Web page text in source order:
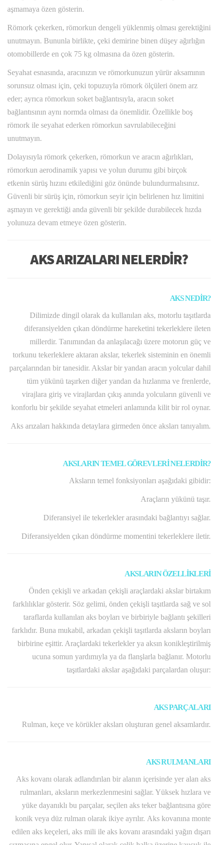
aşmamaya özen gösterin.
Römork çekerken, römorkun dengeli yüklenmiş olması gerektiğini
unutmayın. Bununla birlikte, çeki demirine binen düşey ağırlığın
otomobillerde en çok 75 kg olmasına da özen gösterin.
Seyahat esnasında, aracınızın ve römorkunuzun yürür aksamının
sorunsuz olması için, çeki topuzuyla römork ölçüleri önem arz
eder; ayrıca römorkun soket bağlantısıyla, aracın soket
bağlantısının aynı normda olması da önemlidir. Özellikle boş
römork ile seyahat ederken römorkun savrulabileceğini
unutmayın.
Dolayısıyla römork çekerken, römorkun ve aracın ağırlıkları,
römorkun aerodinamik yapısı ve yolun durumu gibi birçok
etkenin sürüş hızını etkilediğini göz önünde bulundurmalısınız.
Güvenli bir sürüş için, römorkun seyir için belirlenen hız limitini
aşmayın ve gerektiği anda güvenli bir şekilde durabilecek hızda
yolunuza devam etmeye özen gösterin.
AKS ARIZALARI NELERDİR?
AKS NEDİR?
Dilimizde dingil olarak da kullanılan aks, motorlu taşıtlarda
diferansiyelden çıkan döndürme hareketini tekerleklere ileten
millerdir. Tanımından da anlaşılacağı üzere motorun güç ve
torkunu tekerleklere aktaran akslar, tekerlek sisteminin en önemli
parçalarından bir tanesidir. Akslar bir yandan aracın yolcular dahil
tüm yükünü taşırken diğer yandan da hızlanma ve frenlerde,
virajlara giriş ve virajlardan çıkış anında yolcuların güvenli ve
konforlu bir şekilde seyahat etmeleri anlamında kilit bir rol oynar.
Aks arızaları hakkında detaylara girmeden önce aksları tanıyalım.
AKSLARIN TEMEL GÖREVLERİ NELERDİR?
Aksların temel fonksiyonları aşağıdaki gibidir:
Araçların yükünü taşır.
Diferansiyel ile tekerlekler arasındaki bağlantıyı sağlar.
Diferansiyelden çıkan döndürme momentini tekerleklere iletir.
AKSLARIN ÖZELLİKLERİ
Önden çekişli ve arkadan çekişli araçlardaki akslar birtakım
farklılıklar gösterir. Söz gelimi, önden çekişli taşıtlarda sağ ve sol
taraflarda kullanılan aks boyları ve birbiriyle bağlantı şekilleri
farklıdır. Buna mukabil, arkadan çekişli taşıtlarda aksların boyları
birbirine eşittir. Araçlardaki tekerlekler ya aksın konikleştirilmiş
ucuna somun yardımıyla ya da flanşlarla bağlanır. Motorlu
taşıtlardaki akslar aşağıdaki parçalardan oluşur:
AKS PARÇALARI
Rulman, keçe ve körükler aksları oluşturan genel aksamlardır.
AKS RULMANLARI
Aks kovanı olarak adlandırılan bir alanın içerisinde yer alan aks
rulmanları, aksların merkezlenmesini sağlar. Yüksek hızlara ve
yüke dayanıklı bu parçalar, seçilen aks teker bağlantısına göre
konik veya düz rulman olarak ikiye ayrılır. Aks kovanına monte
edilen aks keçeleri, aks mili ile aks kovanı arasındaki yağın dışarı